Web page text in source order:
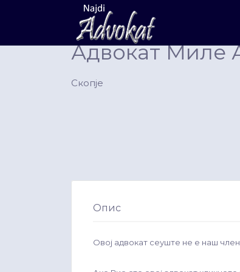
Search
for:
Адвокат Миле
Скопје
Опис
Овој адвокат сеуште не е наш